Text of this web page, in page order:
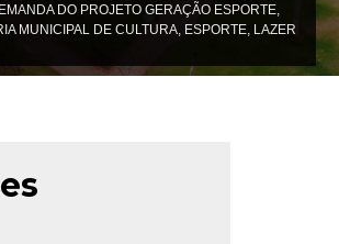
DO PROJETO GERAÇÃO ESPORTE,
MUNICIPAL DE CULTURA, ESPORTE, LAZER